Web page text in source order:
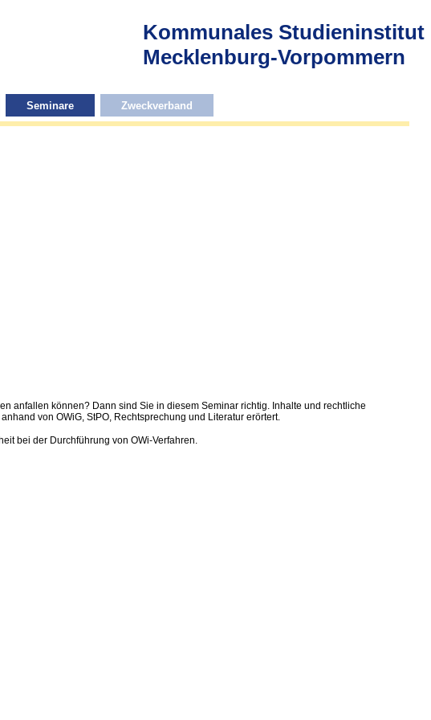
Kommunales Studieninstitut
Mecklenburg-Vorpommern
Seminare Zweckverband
anfallen können? Dann sind Sie in diesem Seminar richtig. Inhalte und rechtliche
von OWiG, StPO, Rechtsprechung und Literatur erörtert.
bei der Durchführung von OWi-Verfahren.